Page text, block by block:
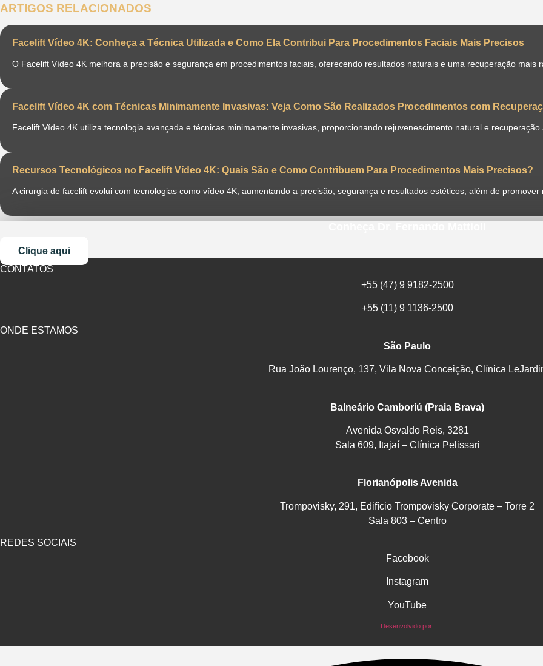
ARTIGOS RELACIONADOS
Facelift Vídeo 4K: Conheça a Técnica Utilizada e Como Ela Contribui Para Procedimentos Faciais Mais Precisos
O Facelift Vídeo 4K melhora a precisão e segurança em procedimentos faciais, oferecendo resultados naturais e uma recuperação mais
Facelift Vídeo 4K com Técnicas Minimamente Invasivas: Veja Como São Realizados Procedimentos com
Facelift Vídeo 4K utiliza tecnologia avançada e técnicas minimamente invasivas, proporcionando rejuvenescimento natural e
Recursos Tecnológicos no Facelift Vídeo 4K: Quais São e Como Contribuem Para Procedimentos Mais Precisos?
A cirurgia de facelift evolui com tecnologias como vídeo 4K, aumentando a precisão, segurança e resultados estéticos, além de
Clique aqui
CONTATOS
+55 (47) 9 9182-2500
+55 (11) 9 1136-2500
ONDE ESTAMOS
São Paulo
Rua João Lourenço, 137, Vila Nova Conceição, Clínica
Balneário Camboriú (Praia Brava)
Avenida Osvaldo Reis, 3281
Sala 609, Itajaí – Clínica Pelissari
Florianópolis Avenida
Trompovisky, 291, Edifício Trompovisky Corporate – Torre 2
Sala 803 – Centro
REDES SOCIAIS
Facebook
Instagram
YouTube
Desenvolvido por: